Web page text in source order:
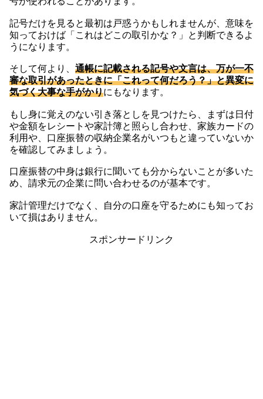
記号だけを見ると最初は戸惑うかもしれませんが、意味を
知っておけば「これはどこの取引かな？」と判断できるよ
うになります。
そして何より、 通帳に記載される記号や文言は、万が一不
審な取引があったときに「これって何だろう？」と異変に
気づく大事な手がかりにもなります。
もし身に覚えのない引き落としを見つけたら、まずは日付
や金額をレシートや家計簿と照らし合わせ、家族カードの
利用や、口座振替の収納企業名がいつもと違っていないか
を確認してみましょう。
口座振替の中身は銀行に聞いても分からないことが多いた
め、請求元の企業に問い合わせるのが基本です。
家計管理だけでなく、自分の口座を守るためにも知ってお
いて損はありません。
スポンサードリンク